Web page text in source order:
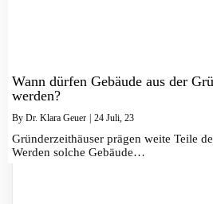
Wann dürfen Gebäude aus der
werden?
By Dr. Klara Geuer | 24 Juli, 23
Gründerzeithäuser prägen weite Teile
Werden solche Gebäude…